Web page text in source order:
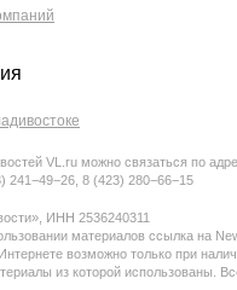
VL.ru можно связаться по
241−49−26, 8 (423) 280−66−15
ИНН 2536240311
материалов ссылка на
возможно только при
из которой использованы.